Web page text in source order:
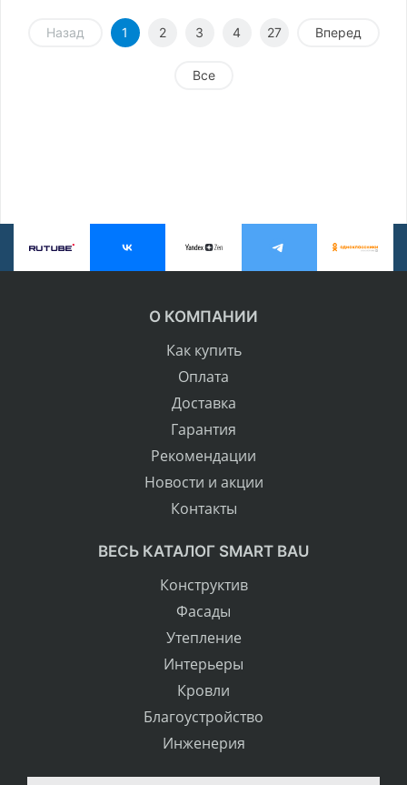
Назад 1 2 3 4 27 Вперед
Все
О КОМПАНИИ
Как купить
Оплата
Доставка
Гарантия
Рекомендации
Новости и акции
Контакты
ВЕСЬ КАТАЛОГ SMART BAU
Конструктив
Фасады
Утепление
Интерьеры
Кровли
Благоустройство
Инженерия